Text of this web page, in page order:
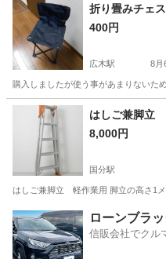
鹿児島 鹿児島市 谷山駅
折り畳みチェ
400円
広木駅 8月
購入しましたが使う事があまりないた
鹿児島 鹿児島市 広木駅
はしご兼脚立
8,000円
国分駅
はしご兼脚立 軽作業用 脚立の高さ1メ
鹿児島 霧島市 国分駅 家
ローンブラ
信販会社でクル